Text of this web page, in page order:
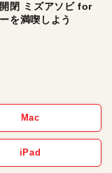
閉 ミズアソビ for
を満喫しよう
Mac
iPad